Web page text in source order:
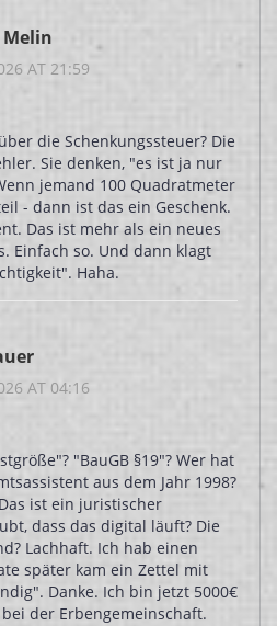
AT 21:59
die Schenkungssteuer? Die
Sie denken, "es ist ja nur
jemand 100 Quadratmeter
- dann ist das ein Geschenk.
Das ist mehr als ein neues
Einfach so. Und dann klagt
Haha.
AT 04:16
"BauGB §19"? Wer hat
aus dem Jahr 1998?
ist ein juristischer
dass das digital läuft? Die
Lachhaft. Ich hab einen
später kam ein Zettel mit
Danke. Ich bin jetzt 5000€
der Erbengemeinschaft.